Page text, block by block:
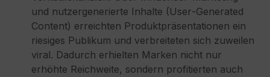
und nutzergenerierte Inhalte (User‑Generated
Content) erreichten Produktpräsentationen ein
riesiges Publikum und verbreiteten sich zuweilen
viral. Dadurch erhielten Marken nicht nur
erhöhte Reichweite, sondern profitierten auch